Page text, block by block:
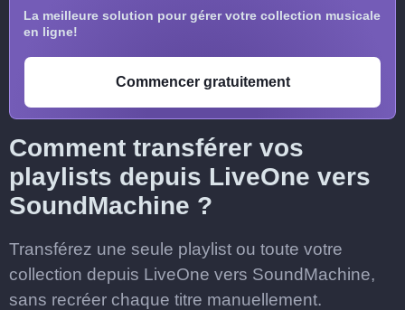
La meilleure solution pour gérer votre collection musicale
en ligne!
Commencer gratuitement
Comment transférer vos
playlists depuis LiveOne vers
SoundMachine ?
Transférez une seule playlist ou toute votre
collection depuis LiveOne vers SoundMachine,
sans recréer chaque titre manuellement.